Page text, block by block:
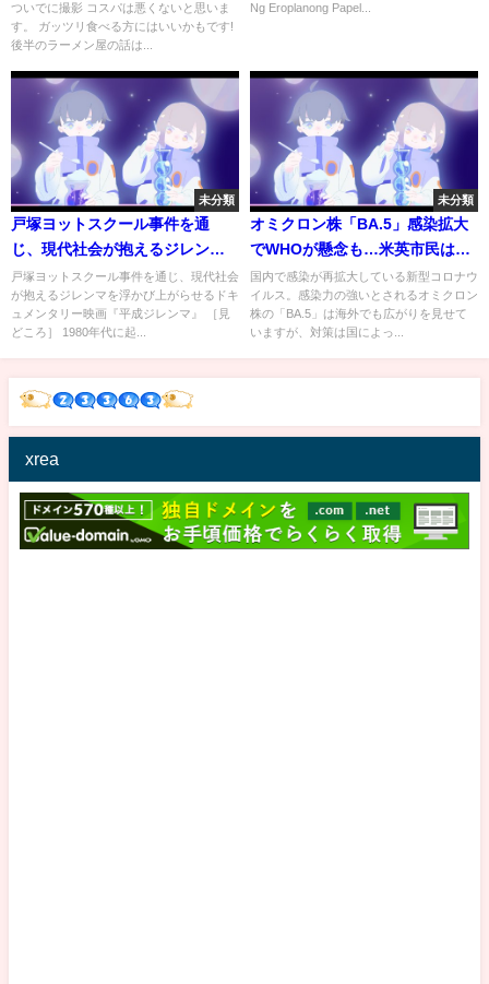
しいラーメン屋も教えちゃう
よ）
ついでに撮影 コスパは悪くないと思いま
す。 ガッツリ食べる方にはいいかもです!
後半のラーメン屋の話は...
Ng Eroplanong Papel...
未分類
戸塚ヨットスクール事件を通
じ、現代社会が抱えるジレンマ
を浮かび上がらせるドキュメン
タリー映画『平成ジレンマ』予
告編
戸塚ヨットスクール事件を通じ、現代社会
が抱えるジレンマを浮かび上がらせるドキ
ュメンタリー映画『平成ジレンマ』 ［見
どころ］ 1980年代に起...
未分類
オミクロン株「BA.5」感染拡大
でWHOが懸念も…米英市民はマ
スクせず「普通に暮らしたいし
怖くない」｜TBS NEWS DIG
国内で感染が再拡大している新型コロナウ
イルス。感染力の強いとされるオミクロン
株の「BA.5」は海外でも広がりを見せて
いますが、対策は国によっ...
xrea